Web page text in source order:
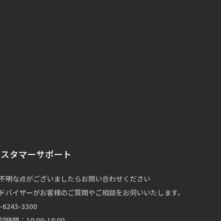
タマーサポート
明な点がございましたらお問い合わせください
バイザーがお客様のご質問やご相談をお伺いいたします。
6243-3300